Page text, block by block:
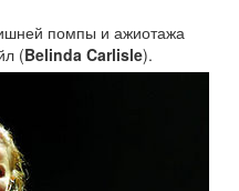
помпы и ажиотажа
(Belinda Carlisle).